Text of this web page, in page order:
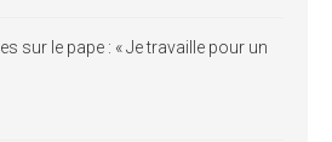
sur le pape : « Je travaille pour un